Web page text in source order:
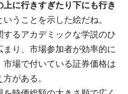
に行きすぎたり下にも行き
うことを示した絵だね。
るアカデミックな学説のひ
まり、市場参加者が効率的に
場で付いている証券価格は
がある。